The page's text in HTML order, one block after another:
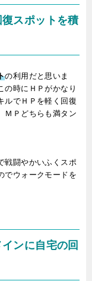
スポットを積
の利用だと思いま
の時にＨＰがかなり
ルでＨＰを軽く回復
ＭＰどちらも満タン
戦闘やかいふくスポ
でウォークモードを
ンに自宅の回